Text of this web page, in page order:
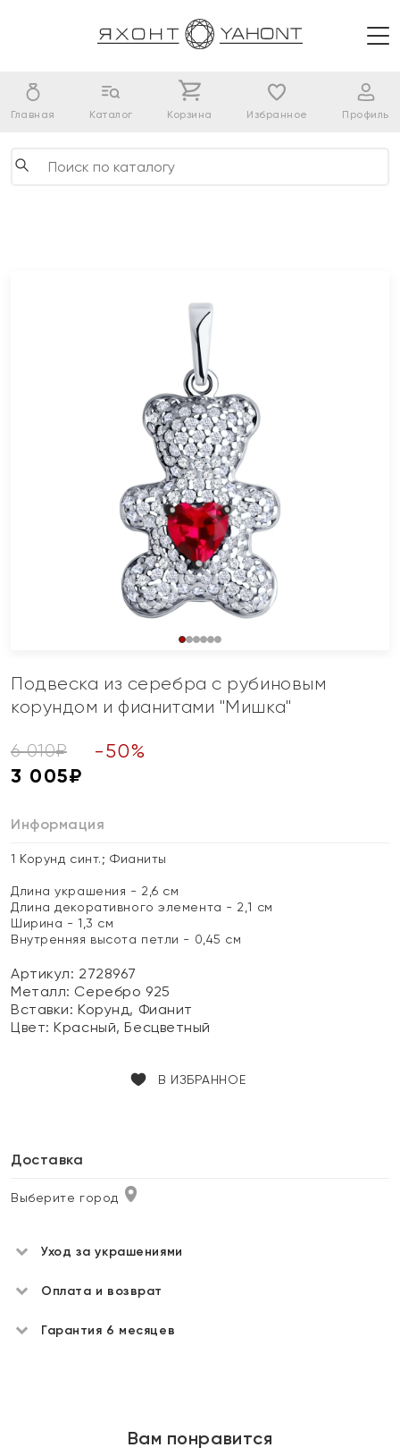
Главная Каталог Корзина Избранное Профиль
Подвеска из серебра с рубиновым
корундом и фианитами "Мишка"
6 010₽ -50%
3 005₽
Информация
1 Корунд синт.; Фианиты
Длина украшения - 2,6 см
Длина декоративного элемента - 2,1 см
Ширина - 1,3 см
Внутренняя высота петли - 0,45 см
Артикул: 2728967
Металл: Серебро 925
Вставки:Корунд, Фианит
Цвет:Красный, Бесцветный
В ИЗБРАННОЕ
Доставка
Выберите город
Уход за украшениями
Оплата и возврат
Гарантия 6 месяцев
Вам понравится